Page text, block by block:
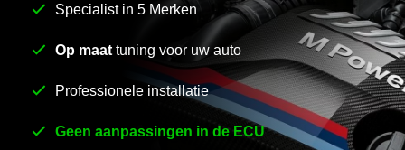
Specialist in 5 Merken
Op maat tuning voor uw auto
Professionele installatie
Geen aanpassingen in de ECU